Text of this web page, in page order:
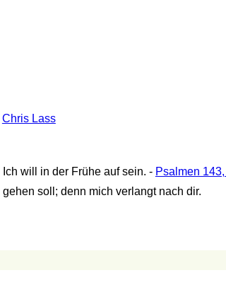
Chris Lass
will in der Frühe auf sein. - Psalmen
soll; denn mich verlangt nach dir.